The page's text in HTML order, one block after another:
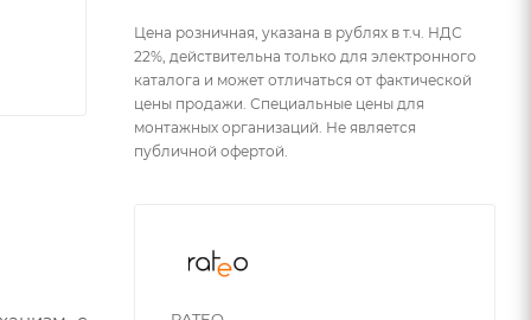
Цена розничная, указана в рублях в т.ч. НДС
22%, действительна только для электронного
каталога и может отличаться от фактической
цены продажи. Специальные цены для
монтажных организаций. Не является
публичной офертой.